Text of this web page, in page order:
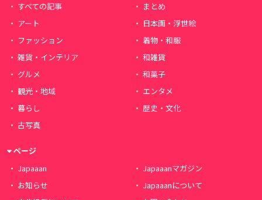
すべての記事
まとめ
アート
日本画・浮世絵
ファッション
着物・和服
雑貨・インテリア
和雑貨
グルメ
和菓子
観光・地域
エンタメ
暮らし
歴史・文化
古写真
ページ
Japaaan
Japaaanマガジン
お知らせ
Japaaanについて